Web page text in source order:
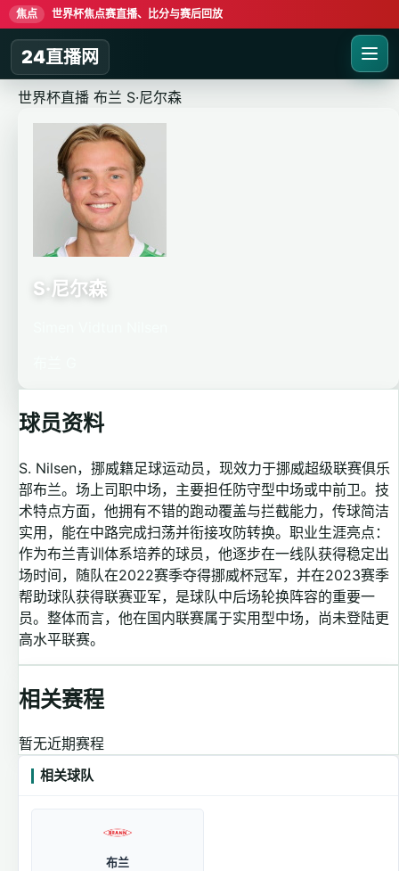
焦点 世界杯焦点赛直播、比分与赛后回放
24直播网
世界杯直播 布兰 S·尼尔森
S·尼尔森
球员资料
S. Nilsen，挪威籍足球运动员，现效力于挪威超级联赛俱乐
部布兰。场上司职中场，主要担任防守型中场或中前卫。技
术特点方面，他拥有不错的跑动覆盖与拦截能力，传球简洁
实用，能在中路完成扫荡并衔接攻防转换。职业生涯亮点：
作为布兰青训体系培养的球员，他逐步在一线队获得稳定出
场时间，随队在2022赛季夺得挪威杯冠军，并在2023赛季
帮助球队获得联赛亚军，是球队中后场轮换阵容的重要一
员。整体而言，他在国内联赛属于实用型中场，尚未登陆更
高水平联赛。
相关赛程
暂无近期赛程
相关球队
布兰